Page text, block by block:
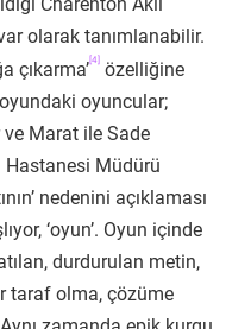
olarak tanımlanabilir.
çıkarma’ [4]
özelliğine
oyuncular;
Marat ile Sade
Hastanesi Müdürü
nedenini açıklaması
‘oyun’. Oyun içinde
durdurulan metin,
taraf olma, çözüme